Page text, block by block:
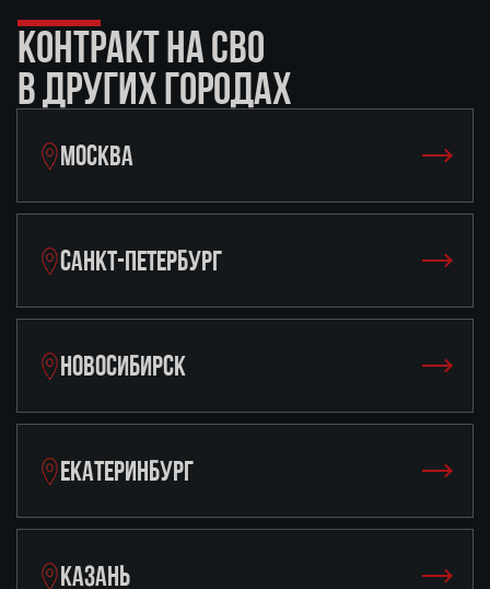
КОНТРАКТ НА СВО
В ДРУГИХ ГОРОДАХ
МОСКВА
САНКТ-ПЕТЕРБУРГ
НОВОСИБИРСК
ЕКАТЕРИНБУРГ
КАЗАНЬ